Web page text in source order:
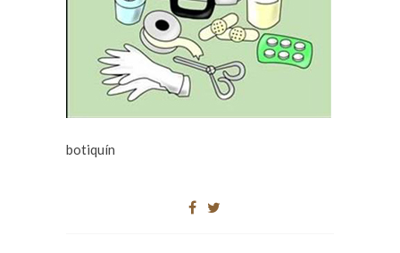
botiquín